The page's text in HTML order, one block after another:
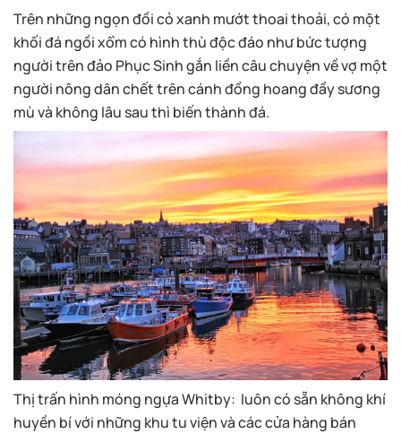
Trên những ngọn đồi cỏ xanh mướt thoai thoải, có một
khối đá ngồi xổm có hình thù độc đáo như bức tượng
người trên đảo Phục Sinh gắn liền câu chuyện về vợ một
người nông dân chết trên cánh đồng hoang đầy sương
mù và không lâu sau thì biến thành đá.
Thị trấn hình móng ngựa Whitby: luôn có sẵn không khí
huyền bí với những khu tu viện và các cửa hàng bán